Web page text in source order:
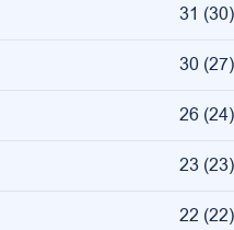
31 (30)
30 (27)
26 (24)
23 (23)
22 (22)